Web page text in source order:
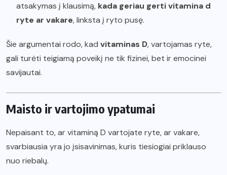
atsakymas į klausimą, kada geriau gerti vitamina d
ryte ar vakare, linksta į ryto pusę.
Šie argumentai rodo, kad vitaminas D, vartojamas ryte,
gali turėti teigiamą poveikį ne tik fizinei, bet ir emocinei
savijautai.
Maisto ir vartojimo ypatumai
Nepaisant to, ar vitaminą D vartojate ryte, ar vakare,
svarbiausia yra jo įsisavinimas, kuris tiesiogiai priklauso
nuo riebalų.